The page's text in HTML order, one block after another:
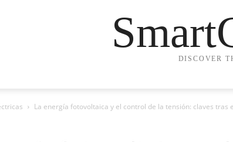
DISCOVER
La energía fotovoltaica y el control de la tensión: claves tras